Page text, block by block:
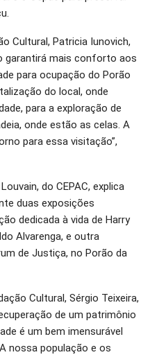
Cultural, Patricia Iunovich,
garantirá mais conforto aos
para ocupação do Porão
do local, onde
para a exploração de
onde estão as celas. A
para essa visitação”,
do CEPAC, explica
duas exposições
dedicada à vida de Harry
Alvarenga, e outra
de Justiça, no Porão da
Cultural, Sérgio Teixeira,
de um patrimônio
é um bem imensurável
nossa população e os